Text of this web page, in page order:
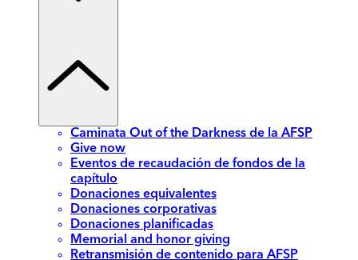
Caminata Out of the Darkness de la AFSP
Give now
Eventos de recaudación de fondos de la
capítulo
Donaciones equivalentes
Donaciones corporativas
Donaciones planificadas
Memorial and honor giving
Retransmisión de contenido para AFSP